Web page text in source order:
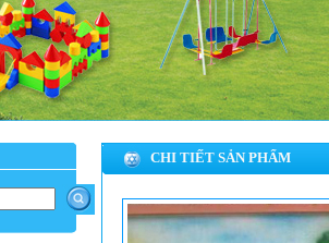
CHI TIẾT SẢN PHẨM